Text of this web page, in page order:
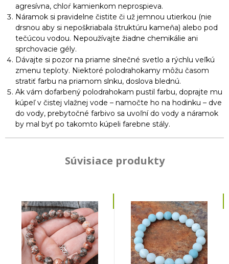
agresívna, chloŕ kamienkom neprospieva.
Náramok si pravidelne čistite či už jemnou utierkou (nie
drsnou aby si nepoškriabala štruktúru kameňa) alebo pod
tečúcou vodou. Nepoužívajte žiadne chemikálie ani
sprchovacie gély.
Dávajte si pozor na priame slnečné svetlo a rýchlu veľkú
zmenu teploty. Niektoré polodrahokamy môžu časom
stratiť farbu na priamom slnku, doslova blednú.
Ak vám dofarbený polodrahokam pustil farbu, doprajte mu
kúpeľ v čistej vlažnej vode – namočte ho na hodinku – dve
do vody, prebytočné farbivo sa uvoľní do vody a náramok
by mal byť po takomto kúpeli farebne stály.
Súvisiace produkty